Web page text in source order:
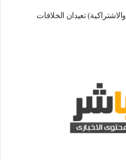
تعيدان الخلافات